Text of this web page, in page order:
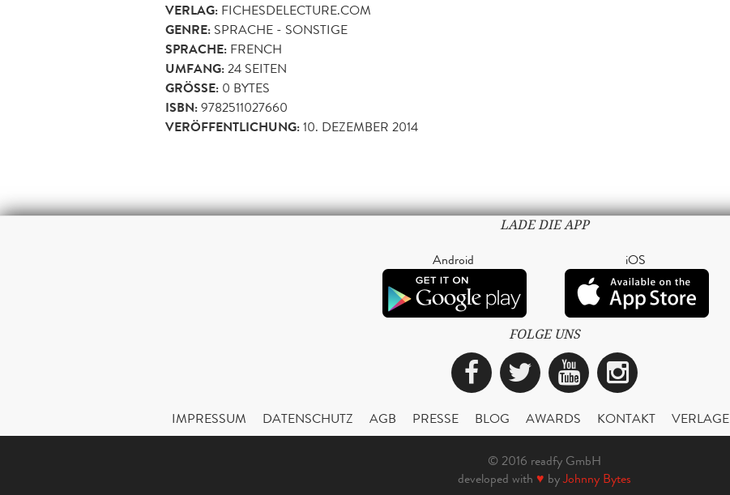
VERLAG: FICHESDELECTURE.COM
GENRE: SPRACHE - SONSTIGE
SPRACHE: FRENCH
UMFANG:24 SEITEN
GRÖSSE: 0 BYTES
ISBN:9782511027660
VERÖFFENTLICHUNG:10. DEZEMBER 2014
LADE DIE APP
Android iOS
FOLGE UNS
Facebook
TwitterYouTubeInstagram
IMPRESSUM DATENSCHUTZ AGB PRESSE BLOG AWARDS KONTAKT VERLAGE
© 2016 readfy GmbH
developed with ♥ byJohnny Bytes